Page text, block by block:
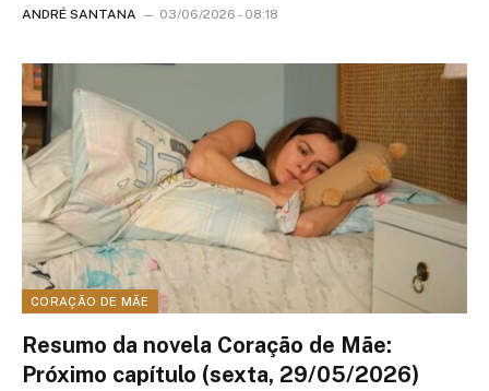
ANDRÉ SANTANA 03/06/2026 - 08:18
CORAÇÃO DE MÃE
Resumo da novela Coração de Mãe:
Próximo capítulo (sexta, 29/05/2026)